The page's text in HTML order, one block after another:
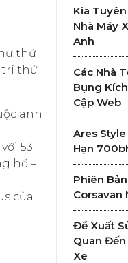
thứ
trí thứ
anh
53
hố –
của
Kia
Nhà Máy
Anh
Các Nhà
Bụng
Cập Web
Ares Style
Hạn
Phiên
Corsavan
Đề Xuất
Quan
Xe